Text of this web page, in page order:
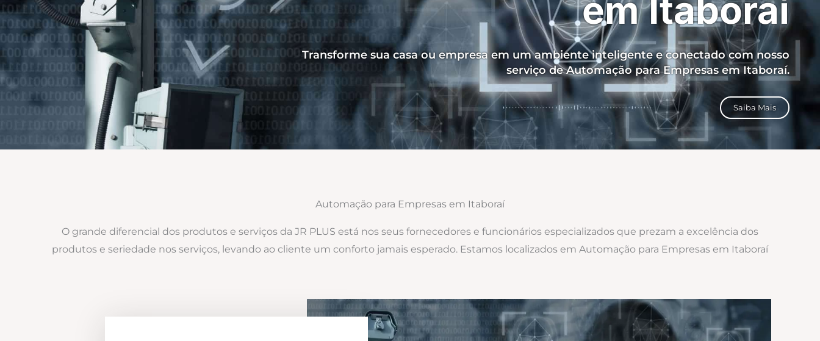
em Itaboraí
Transforme sua casa ou empresa em um ambiente inteligente e conectado com nosso
serviço de Automação para Empresas em Itaboraí.
Saiba Mais
Automação para Empresas em Itaboraí
O grande diferencial dos produtos e serviços da JR PLUS está nos seus fornecedores e funcionários especializados que prezam a excelência dos
produtos e seriedade nos serviços, levando ao cliente um conforto jamais esperado. Estamos localizados em Automação para Empresas em Itaboraí